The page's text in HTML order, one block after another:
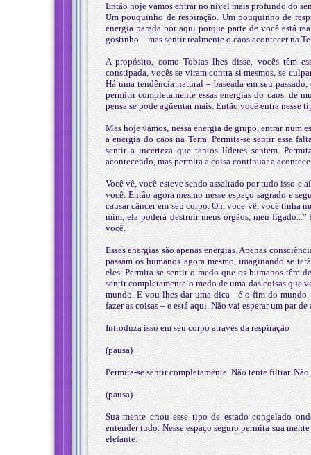
Então hoje vamos entrar no nível mais profundo do
Um pouquinho de respiração. Um pouquinho de
energia parada por aqui porque parte de você está
gostinho – mas sentir realmente o caos acontecer na
A propósito, como Tobias lhes disse, vocês têm
constipada, vocês se viram contra si mesmos, se
Há uma tendência natural – baseada em seu
permitir completamente essas energias do caos, de
pensa se pode agüentar mais. Então você entra nesse
Mas hoje vamos, nessa energia de grupo, entrar num
a energia do caos na Terra. Permita-se sentir essa
sentir a incerteza que tantos líderes sentem.
acontecendo, mas permita a coisa continuar a
Você vê, você esteve sendo assaltado por tudo isso
você. Então agora mesmo nesse espaço sagrado e
causar câncer em seu corpo. Oh, você vê, você tinha
mim, ela poderá destruir meus órgãos, meu
você.
Essas energias são apenas energias. Apenas
passam os humanos agora mesmo, imaginando se
eles. Permita-se sentir o medo que os humanos têm
sentir completamente o medo de uma das coisas que
mundo. E vou lhes dar uma dica - é o fim do
fazer as coisas – e está aqui. Não vai esperar um par
Introduza isso em seu corpo através da respiração
(pausa)
Permita-se sentir completamente. Não tente filtrar.
(pausa)
Sua mente criou esse tipo de estado congelado
entender tudo. Nesse espaço seguro permita sua
elefante.